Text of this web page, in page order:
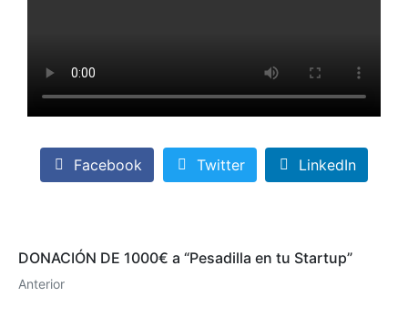
Facebook Twitter LinkedIn
‪DONACIÓN DE 1000€ a “Pesadilla en tu Startup”‬
Anterior